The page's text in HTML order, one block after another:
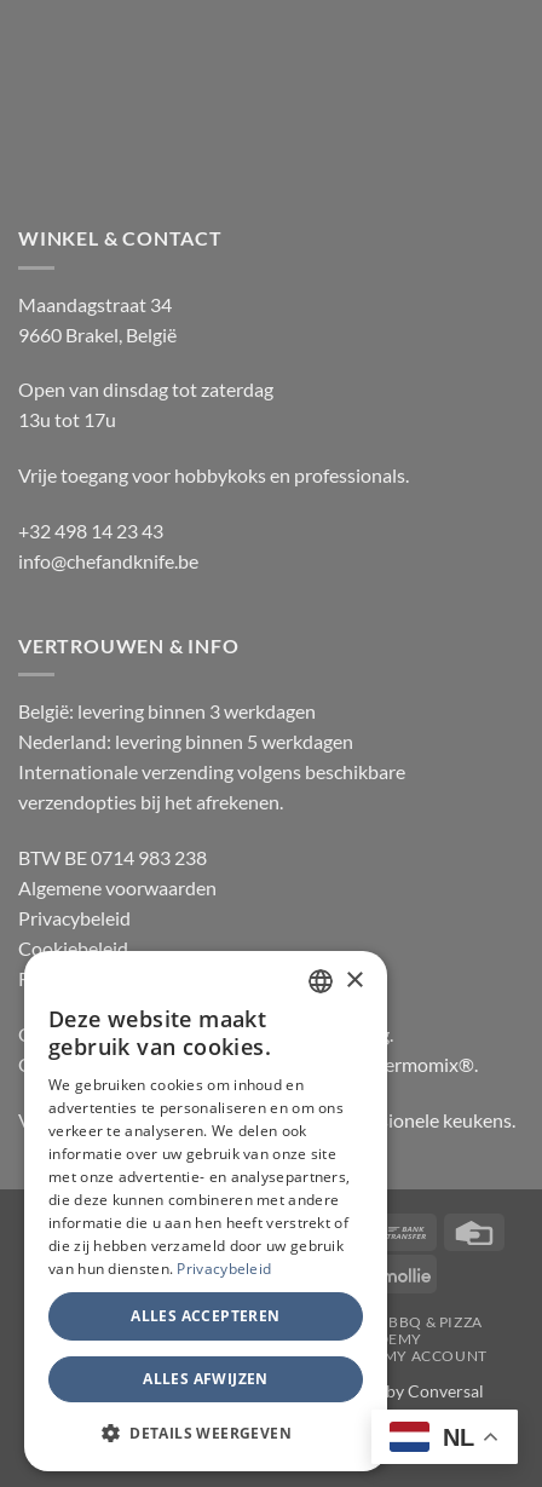
WINKEL & CONTACT
Maandagstraat 34
9660 Brakel, België
Open van dinsdag tot zaterdag
13u tot 17u
Vrije toegang voor hobbykoks en professionals.
+32 498 14 23 43
info@chefandknife.be
VERTROUWEN & INFO
België: levering binnen 3 werkdagen
Nederland: levering binnen 5 werkdagen
Internationale verzending volgens beschikbare
verzendopties bij het afrekenen.
BTW BE 0714 983 238
Algemene voorwaarden
Privacybeleid
Cookiebeleid
Retourneren
Officiële dealer van Gozney en Big Green Egg.
Officiële advisor en verdeler van Vorwerk Thermomix®.
Vertrouwd door hobbykoks, chefs en professionele keukens.
Visa PayPal Stripe MasterCardBancontactBank
IDeal Invoice Maestro Mollie
JAPANSE MESSEN SLIJPERIJ KOOKGEREI
BBQ & PIZZA
THERMOMIX
WORKSHOPS
ACADEMY
TAFELMESSEN & SCHOOLSETS
CONTACT MY ACCOUNT
Copyright 2026 © CHEF & KNIFE | Support byConversal
NL
GERMAN
ENGLISH
×
Deze website maakt
gebruik van cookies.
We gebruiken cookies om inhoud en
advertenties te personaliseren en om ons
verkeer te analyseren. We delen ook
informatie over uw gebruik van onze site
met onze advertentie- en analysepartners,
die deze kunnen combineren met andere
informatie die u aan hen heeft verstrekt of
die zij hebben verzameld door uw gebruik
van hun diensten. Privacybeleid
ALLES ACCEPTEREN
ALLES AFWIJZEN
DETAILS WEERGEVEN